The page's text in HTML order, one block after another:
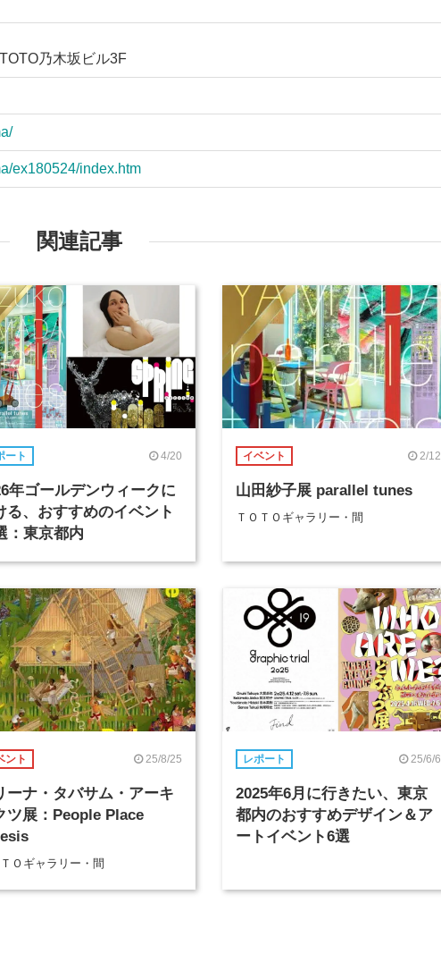
乃木坂ビル3F
ex180524/index.htm
関連記事
ート 4/20
年ゴールデンウィークに
る、おすすめのイベント
：東京都内
イベント 2/12
山田紗子展 parallel tunes
ＴＯＴＯギャラリー・間
ント 25/8/25
ーナ・タバサム・アーキ
ツ展：People Place
Ｏギャラリー・間
レポート 25/6/6
2025年6月に行きたい、東京
都内のおすすめデザイン＆ア
ートイベント6選